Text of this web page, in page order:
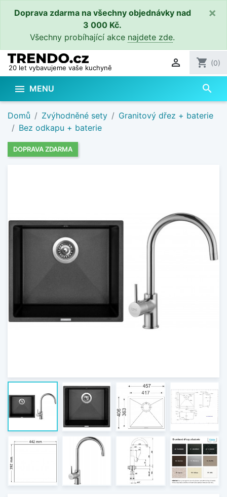
Doprava zdarma na všechny objednávky nad
3 000 Kč.
Všechny probíhající akce najdete zde.
×
20 let vybavujeme vaše kuchyně  shopping_cart (0)
 MENU search
Domů Zvýhodněné sety
Granitový dřez + baterie
Bez odkapu + baterie
DOPRAVA ZDARMA